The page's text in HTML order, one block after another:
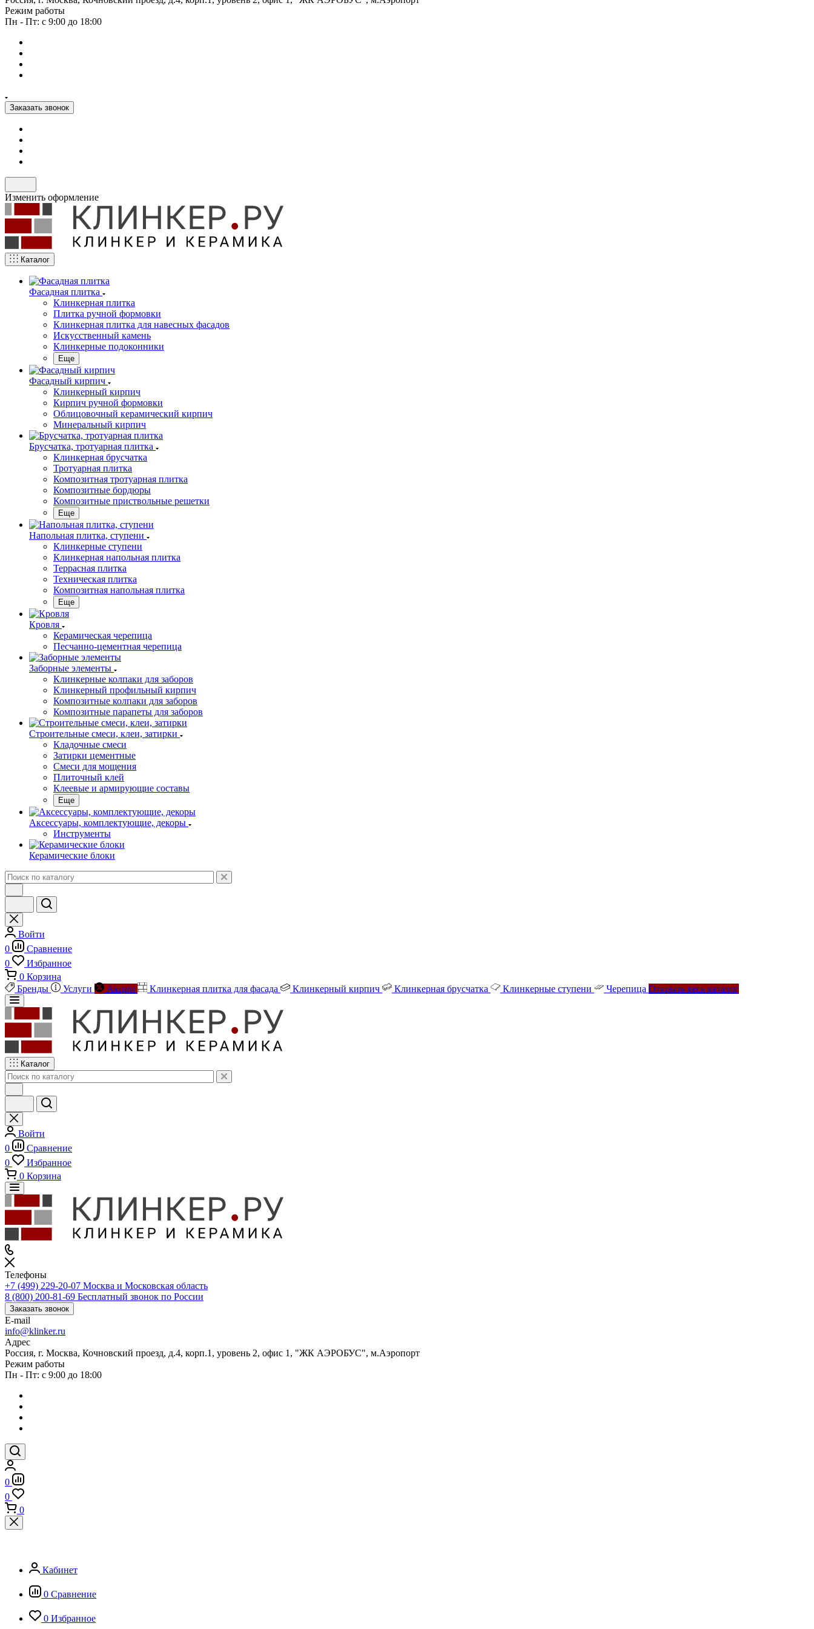
Режим работы
Пн - Пт: с 9:00 до 18:00
Заказать звонок
Изменить оформление
Каталог
Фасадная плитка
Клинкерная плитка
Плитка ручной формовки
Клинкерная плитка для навесных фасадов
Искусственный камень
Клинкерные подоконники
Еще
Фасадный кирпич
Клинкерный кирпич
Кирпич ручной формовки
Облицовочный керамический кирпич
Минеральный кирпич
Брусчатка, тротуарная плитка
Клинкерная брусчатка
Тротуарная плитка
Композитная тротуарная плитка
Композитные бордюры
Композитные приствольные решетки
Еще
Напольная плитка, ступени
Клинкерные ступени
Клинкерная напольная плитка
Террасная плитка
Техническая плитка
Композитная напольная плитка
Еще
Кровля
Керамическая черепица
Песчанно-цементная черепица
Заборные элементы
Клинкерные колпаки для заборов
Клинкерный профильный кирпич
Композитные колпаки для заборов
Композитные парапеты для заборов
Строительные смеси, клеи, затирки
Кладочные смеси
Затирки цементные
Смеси для мощения
Плиточный клей
Клеевые и армирующие составы
Еще
Аксессуары, комплектующие, декоры
Инструменты
Керамические блоки
Войти
0
Сравнение
0
Избранное
0 Корзина
Бренды
Услуги Акции Клинкерная плитка для фасада Клинкерный кирпич Клинкерная брусчатка Клинкерные ступени Черепица Открыть весь каталог
Каталог
Войти
0
Сравнение
0
Избранное
0 Корзина
Телефоны
+7 (499) 229-20-07 Москва и Московская область
8 (800) 200-81-69 Бесплатный звонок по России
Заказать звонок
E-mail
info@klinker.ru
Адрес
Россия, г. Москва, Кочновский проезд, д.4, корп.1, уровень 2, офис 1, "ЖК АЭРОБУС", м.Аэропорт
Режим работы
Пн - Пт: с 9:00 до 18:00
0
0
0
Кабинет
0 Сравнение
0 Избранное